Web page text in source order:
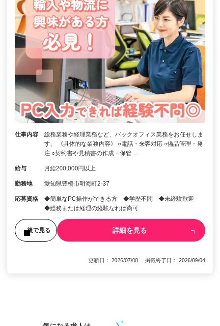
仕事内容
総務業務や経理業務など、バックオフィス業務をお任せしま
す。 《具体的な業務内容》 ○電話・来客対応 ○備品管理・発
注 ○契約書や見積書の作成・保管 …
給与 月給200,000円以上
勤務地 愛知県豊橋市明海町2-37
応募資格
◆簡単なPC操作ができる方 ◆学歴不問 ◆未経験歓迎
◆総務または経理の経験なれば尚可
後で見る 詳細を見る
更新日： 2026/07/08 掲載終了日： 2026/09/04